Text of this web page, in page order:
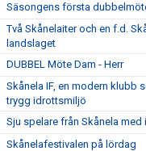
Säsongens första
Två Skånelaiter och en f.d.
landslaget
DUBBEL Möte Dam - Herr
Skånela IF, en modern klubb
trygg idrottsmiljö
Sju spelare från Skånela
Skånelafestivalen på lördag